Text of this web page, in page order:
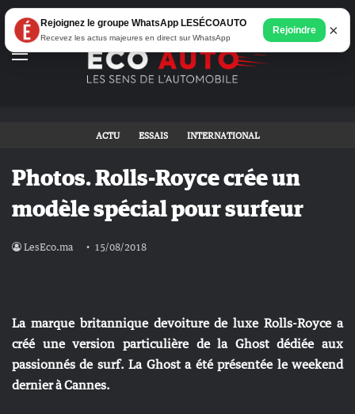
Menu
ACTU ESSAIS INTERNATIONAL
Photos. Rolls-Royce crée un
modèle spécial pour surfeur
LesEco.ma 15/08/2018
La marque britannique devoiture de luxe Rolls-Royce a
créé une version particulière de la Ghost dédiée aux
passionnés de surf. La Ghost a été présentée le weekend
dernier à Cannes.
Rejoignez le groupe WhatsApp LESÉCOAUTO
Recevez les actus majeures en direct sur WhatsApp
Rejoindre ×